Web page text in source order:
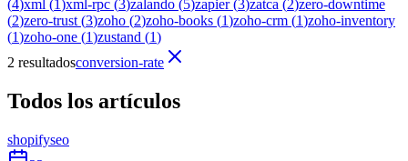
(4)xml (1)xml-rpc (3)zalando (5)zapier(3)zatca (2)zero-downtime
(2)zero-trust (3)zoho (2)zoho-books (1)zoho-crm (1)zoho-inventory
(1)zoho-one (1)zustand (1)
2 resultadosconversion-rate
Todos los artículos
shopifyseo